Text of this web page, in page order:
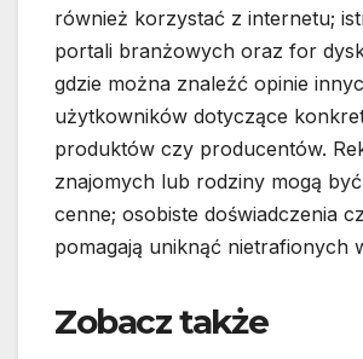
również korzystać z internetu;
portali branżowych oraz for
gdzie można znaleźć opinie
użytkowników dotyczące
produktów czy producentów.
znajomych lub rodziny mogą
cenne; osobiste doświadczenia
pomagają uniknąć nietrafionych
Zobacz także